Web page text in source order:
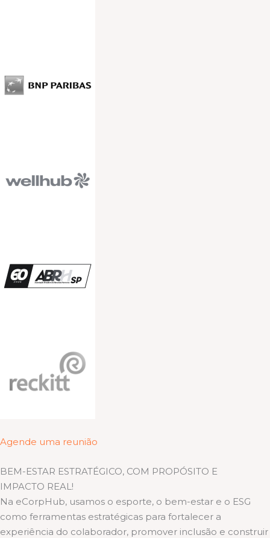
Agende uma reunião
BEM-ESTAR ESTRATÉGICO, COM PROPÓSITO E
IMPACTO REAL!
Na eCorpHub, usamos o esporte, o bem-estar e o ESG
como ferramentas estratégicas para fortalecer a
experiência do colaborador, promover inclusão e construir